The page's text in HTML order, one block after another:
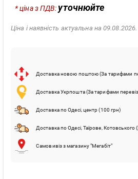
* ціна з ПДВ:уточнюйте
Ціна і наявність актуальна на 09.08.2026.
Доставка новою поштою (За тарифами
Доставка Укрпошта (За тарифами
Доставка по Одесі, центр (100 грн)
Доставка по Одесі, Таїрове, Котовського
Самовивіз з магазину "Мегабіт"